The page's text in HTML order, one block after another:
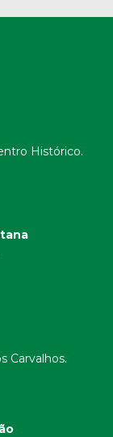
Histórico.
Carvalhos.